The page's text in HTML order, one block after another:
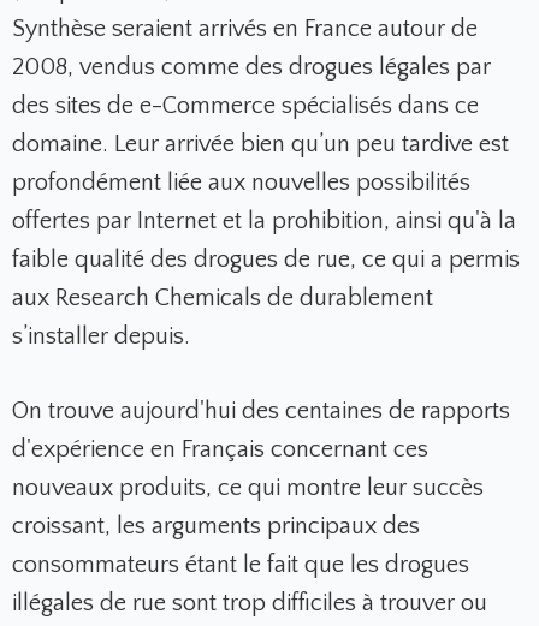
Synthèse seraient arrivés en France autour de
2008, vendus comme des drogues légales par
des sites de e-Commerce spécialisés dans ce
domaine. Leur arrivée bien qu’un peu tardive est
profondément liée aux nouvelles possibilités
offertes par Internet et la prohibition, ainsi qu'à la
faible qualité des drogues de rue, ce qui a permis
aux Research Chemicals de durablement
s’installer depuis.
On trouve aujourd'hui des centaines de rapports
d'expérience en Français concernant ces
nouveaux produits, ce qui montre leur succès
croissant, les arguments principaux des
consommateurs étant le fait que les drogues
illégales de rue sont trop difficiles à trouver ou